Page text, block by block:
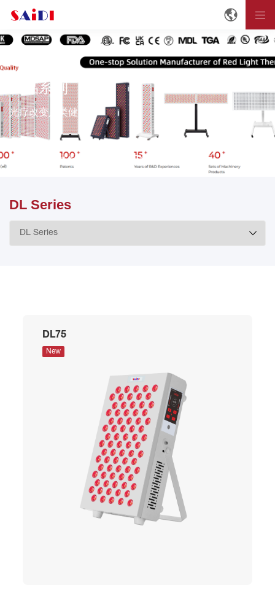
产品系列
光疗改变人类健康。
产品系列 Red Light Therapy Panels DL Series
DL Series
DL75
New